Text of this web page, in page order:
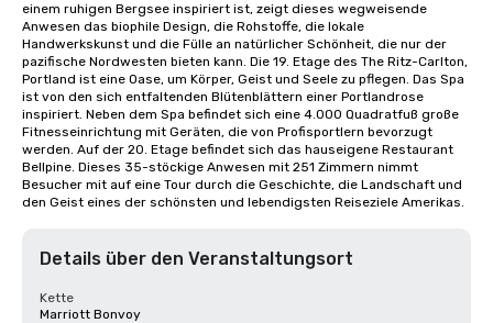
einem ruhigen Bergsee inspiriert ist, zeigt dieses wegweisende
Anwesen das biophile Design, die Rohstoffe, die lokale
Handwerkskunst und die Fülle an natürlicher Schönheit, die nur der
pazifische Nordwesten bieten kann. Die 19. Etage des The Ritz-Carlton,
Portland ist eine Oase, um Körper, Geist und Seele zu pflegen. Das Spa
ist von den sich entfaltenden Blütenblättern einer Portlandrose
inspiriert. Neben dem Spa befindet sich eine 4.000 Quadratfuß große
Fitnesseinrichtung mit Geräten, die von Profisportlern bevorzugt
werden. Auf der 20. Etage befindet sich das hauseigene Restaurant
Bellpine. Dieses 35-stöckige Anwesen mit 251 Zimmern nimmt
Besucher mit auf eine Tour durch die Geschichte, die Landschaft und
den Geist eines der schönsten und lebendigsten Reiseziele Amerikas.
Details über den Veranstaltungsort
Kette
Marriott Bonvoy